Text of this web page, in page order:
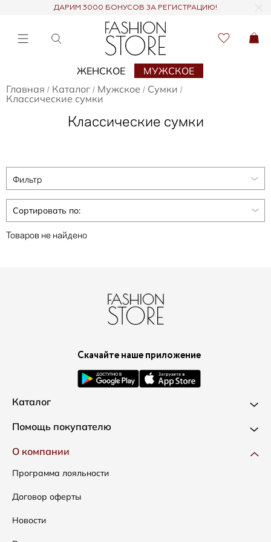
ДАРИМ 3000 БОНУСОВ ЗА РЕГИСТРАЦИЮ!
ЖЕНСКОЕ
МУЖСКОЕ
Главная / Каталог / Мужское / Сумки /
Классические сумки
Классические сумки
Фильтр
Сортировать по:
Товаров не найдено
Скачайте наше приложение
Каталог
Новинки
Одежда
Сумки
Аксессуары
Скидки
Помощь покупателю
Доставка и оплата
Как оформить заказ
Условия возвратов
Таблица размеров
О компании
Программа лояльности
Договор оферты
Новости